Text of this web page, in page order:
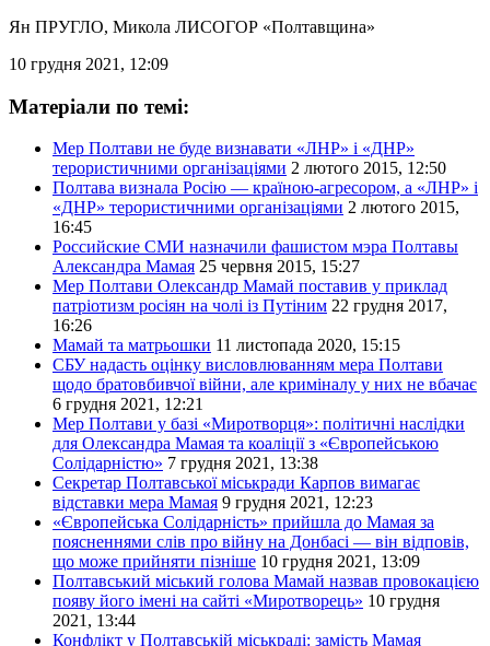
Ян ПРУГЛО, Микола ЛИСОГОР «Полтавщина»
10 грудня 2021, 12:09
Матеріали по темі:
Мер Полтави не буде визнавати «ЛНР» і «ДНР»
терористичними організаціями 2 лютого 2015, 12:50
Полтава визнала Росію — країною-агресором, а «ЛНР» і
«ДНР» терористичними організаціями 2 лютого 2015,
16:45
Российские СМИ назначили фашистом мэра Полтавы
Александра Мамая 25 червня 2015, 15:27
Мер Полтави Олександр Мамай поставив у приклад
патріотизм росіян на чолі із Путіним 22 грудня 2017,
16:26
Мамай та матрьошки 11 листопада 2020, 15:15
СБУ надасть оцінку висловлюванням мера Полтави
щодо братовбивчої війни, але криміналу у них не вбачає
6 грудня 2021, 12:21
Мер Полтави у базі «Миротворця»: політичні наслідки
для Олександра Мамая та коаліції з «Європейською
Солідарністю» 7 грудня 2021, 13:38
Секретар Полтавської міськради Карпов вимагає
відставки мера Мамая 9 грудня 2021, 12:23
«Європейська Солідарність» прийшла до Мамая за
поясненнями слів про війну на Донбасі — він відповів,
що може прийняти пізніше 10 грудня 2021, 13:09
Полтавський міський голова Мамай назвав провокацією
появу його імені на сайті «Миротворець» 10 грудня
2021, 13:44
Конфлікт у Полтавській міськраді: замість Мамая